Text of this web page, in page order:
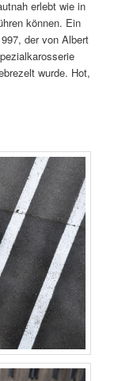
erlebt wie in
können. Ein
der von Albert
wurde. Hot,